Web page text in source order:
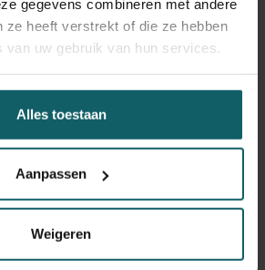
gegevens combineren met andere
ze heeft verstrekt of die ze hebben
van uw gebruik van hun services.
Alles toestaan
Aanpassen
Weigeren